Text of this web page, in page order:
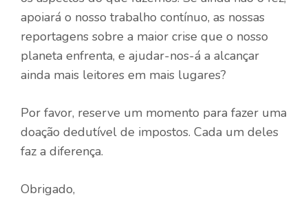
apoiará o nosso trabalho contínuo, as nossas
reportagens sobre a maior crise que o nosso
planeta enfrenta, e ajudar-nos-á a alcançar
ainda mais leitores em mais lugares?
Por favor, reserve um momento para fazer uma
doação dedutível de impostos. Cada um deles
faz a diferença.
Obrigado,